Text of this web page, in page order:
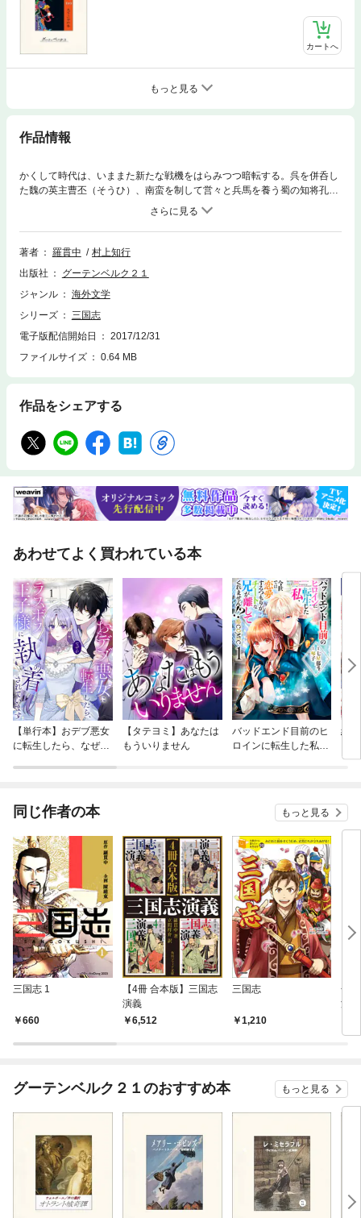
カートへ
もっと見る
作品情報
かくして時代は、いままた新たな戦機をはらみつつ暗転する。呉を併呑し
た魏の英主曹丕（そうひ）、南蛮を制して営々と兵馬を養う蜀の知将孔
明、両雄の一大決戦は刻々に運命を賭して秒をきざむ。そしてついに、渭
水（いすい）南岸の本営に孔明が起った。
著者 羅貫中
村上知行
出版社
グーテンベルク２１
ジャンル
海外文学
シリーズ
三国志
電子版配信開始日
2017/12/31
ファイルサイズ
0.64 MB
作品をシェアする
あわせてよく買われている本
【単行本】おデブ悪女
に転生したら、なぜか
【タテヨミ】あなたは
もういりません
バッドエンド目前のヒ
ロインに転生した私、
結
同じ作者の本 もっと見る
三国志 1
660
【4冊 合本版】三国志
演義
6,512
三国志
1,210
金
潘
グーテンベルク２１のおすすめ本 もっと見る